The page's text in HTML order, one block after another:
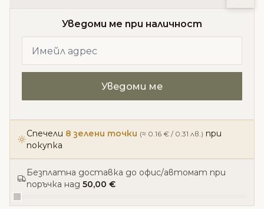
Уведоми ме при наличност
Спечели 8 зелени точки (≈ 0.16 € / 0.31 лв.) при
покупка
Безплатна доставка до офис/автомат при
поръчка над 50,00 €